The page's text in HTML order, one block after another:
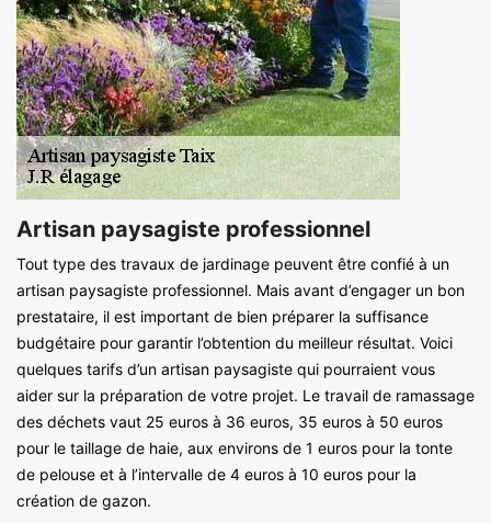
Artisan paysagiste professionnel
Tout type des travaux de jardinage peuvent être confié à un
artisan paysagiste professionnel. Mais avant d’engager un bon
prestataire, il est important de bien préparer la suffisance
budgétaire pour garantir l’obtention du meilleur résultat. Voici
quelques tarifs d’un artisan paysagiste qui pourraient vous
aider sur la préparation de votre projet. Le travail de ramassage
des déchets vaut 25 euros à 36 euros, 35 euros à 50 euros
pour le taillage de haie, aux environs de 1 euros pour la tonte
de pelouse et à l’intervalle de 4 euros à 10 euros pour la
création de gazon.